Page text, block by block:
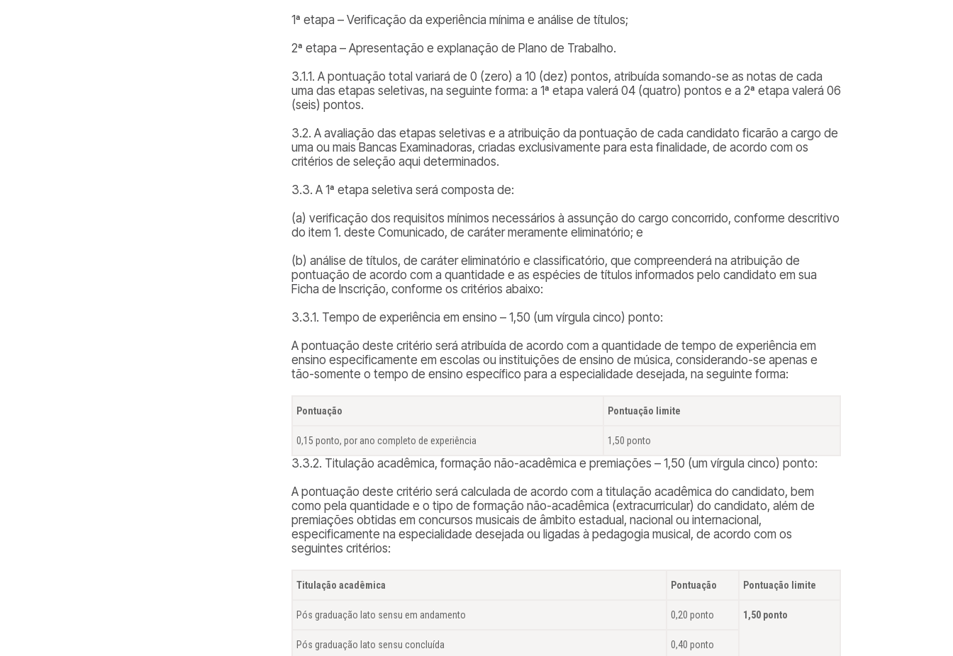
1ª etapa – Verificação da experiência mínima e análise de títulos;
2ª etapa – Apresentação e explanação de Plano de Trabalho.
3.1.1. A pontuação total variará de 0 (zero) a 10 (dez) pontos, atribuída somando-se as notas de cada
uma das etapas seletivas, na seguinte forma: a 1ª etapa valerá 04 (quatro) pontos e a 2ª etapa valerá 06
(seis) pontos.
3.2. A avaliação das etapas seletivas e a atribuição da pontuação de cada candidato ficarão a cargo de
uma ou mais Bancas Examinadoras, criadas exclusivamente para esta finalidade, de acordo com os
critérios de seleção aqui determinados.
3.3. A 1ª etapa seletiva será composta de:
(a) verificação dos requisitos mínimos necessários à assunção do cargo concorrido, conforme descritivo
do item 1. deste Comunicado, de caráter meramente eliminatório; e
(b) análise de títulos, de caráter eliminatório e classificatório, que compreenderá na atribuição de
pontuação de acordo com a quantidade e as espécies de títulos informados pelo candidato em sua
Ficha de Inscrição, conforme os critérios abaixo:
3.3.1. Tempo de experiência em ensino – 1,50 (um vírgula cinco) ponto:
A pontuação deste critério será atribuída de acordo com a quantidade de tempo de experiência em
ensino especificamente em escolas ou instituições de ensino de música, considerando-se apenas e
tão-somente o tempo de ensino específico para a especialidade desejada, na seguinte forma:
Pontuação Pontuação limite
0,15 ponto, por ano completo de experiência 1,50 ponto
3.3.2. Titulação acadêmica, formação não-acadêmica e premiações – 1,50 (um vírgula cinco) ponto:
A pontuação deste critério será calculada de acordo com a titulação acadêmica do candidato, bem
como pela quantidade e o tipo de formação não-acadêmica (extracurricular) do candidato, além de
premiações obtidas em concursos musicais de âmbito estadual, nacional ou internacional,
especificamente na especialidade desejada ou ligadas à pedagogia musical, de acordo com os
seguintes critérios:
Titulação acadêmica Pontuação Pontuação limite
Pós graduação lato sensuem andamento 0,20 ponto 1,50 ponto
Pós graduação lato sensu concluída 0,40 ponto